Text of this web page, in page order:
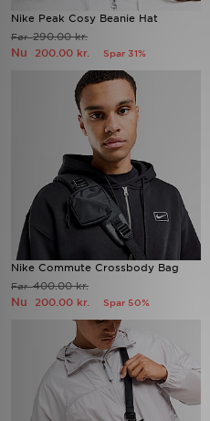
Nike Peak Cosy Beanie Hat
Før290.00 kr.
Nu 200.00 kr. Spar 31%
Nike Commute Crossbody Bag
Før400.00 kr.
Nu 200.00 kr. Spar 50%
JD Blog